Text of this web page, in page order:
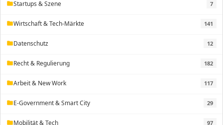
folderStartups & Szene 7
folderWirtschaft & Tech-Märkte 141
folderDatenschutz 12
folderRecht & Regulierung 182
folderArbeit & New Work 117
folderE-Government & Smart City 29
folderMobilität & Tech 97